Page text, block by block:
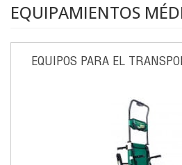
EQUIPAMIENTOS
EQUIPOS PARA EL